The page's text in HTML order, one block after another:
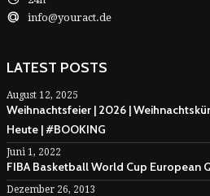
info@youract.de
LATEST POSTS
August 12, 2025
Weihnachtsfeier | 2026 |
Heute | #BOOKING
Juni 1, 2022
FIBA Basketball World Cup European
Dezember 26, 2013